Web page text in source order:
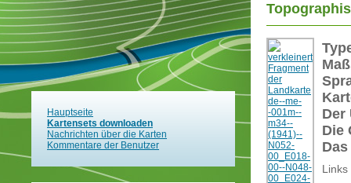
Hauptseite
Kartensets downloaden
Nachrichten über die Karten
Kommentare der Benutzer
Der
Die